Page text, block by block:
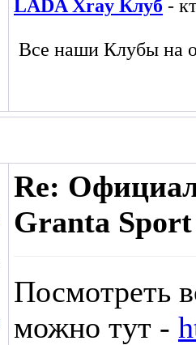
LADA Xray Клуб -
Все наши Клубы на
Re:
Granta Sport
Посмотреть
можно тут -